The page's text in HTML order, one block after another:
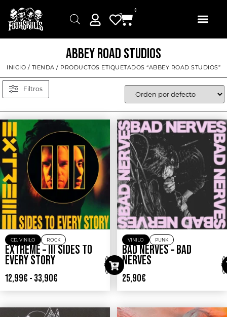
0
ABBEY ROAD STUDIOS
INICIO / TIENDA / PRODUCTOS ETIQUETADOS “ABBEY ROAD STUDIOS”
Filtros
CD, VINILO ROCK
EXTREME – III SIDES TO
EVERY STORY
12,99€ - 33,90€
VINILO PUNK
BAD NERVES – BAD
NERVES
25,90€